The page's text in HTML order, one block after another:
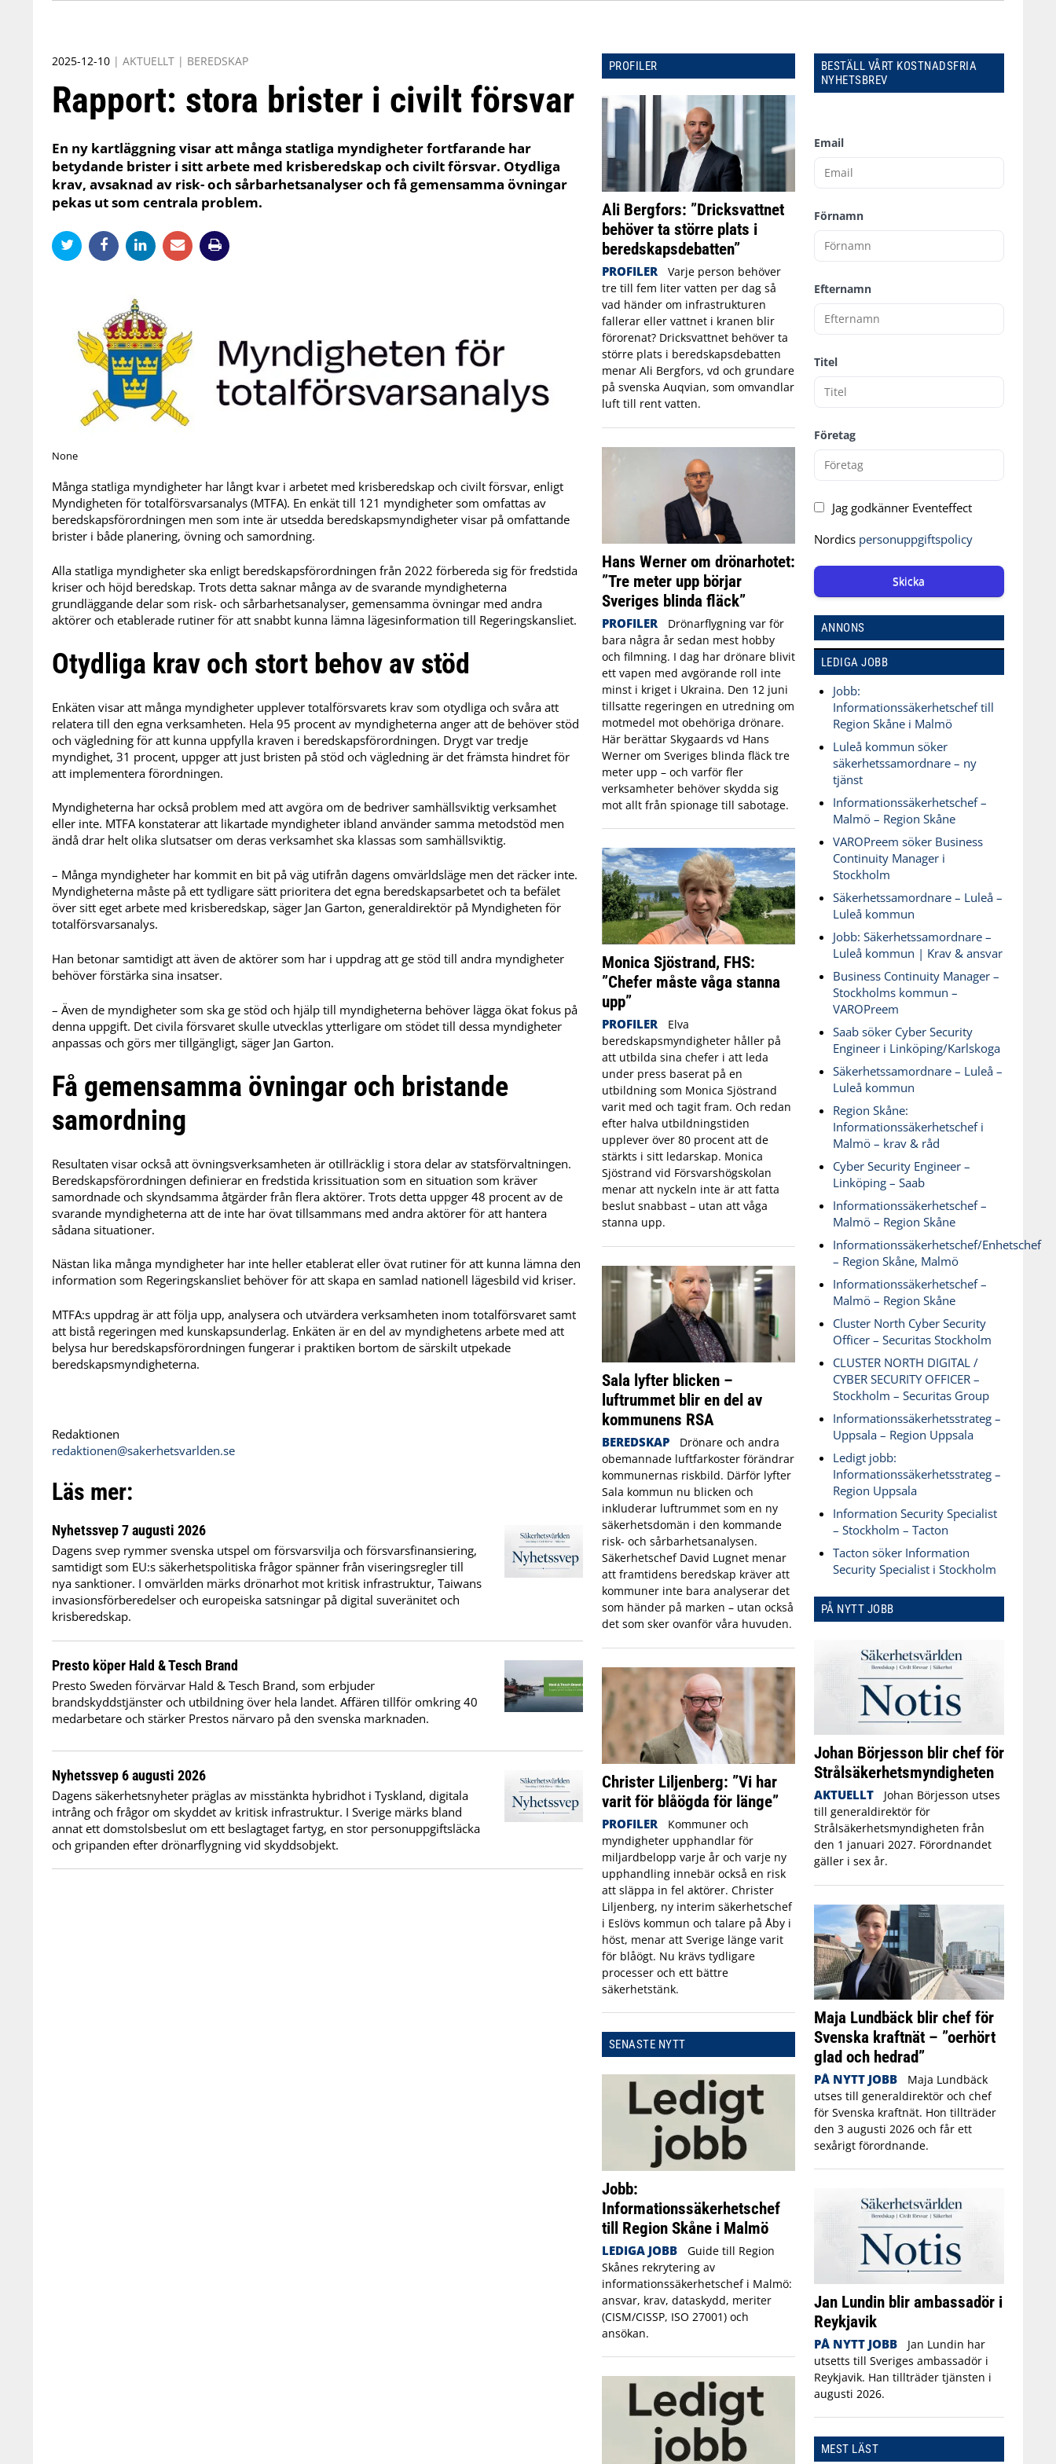
2025-12-10 | AKTUELLT | BEREDSKAP
Rapport: stora brister i civilt försvar
En ny kartläggning visar att många statliga myndigheter fortfarande har
betydande brister i sitt arbete med krisberedskap och civilt försvar. Otydliga
krav, avsaknad av risk- och sårbarhetsanalyser och få gemensamma övningar
pekas ut som centrala problem.
None
Många statliga myndigheter har långt kvar i arbetet med krisberedskap och civilt försvar, enligt
Myndigheten för totalförsvarsanalys (MTFA). En enkät till 121 myndigheter som omfattas av
beredskapsförordningen men som inte är utsedda beredskapsmyndigheter visar på omfattande
brister i både planering, övning och samordning.
Alla statliga myndigheter ska enligt beredskapsförordningen från 2022 förbereda sig för fredstida
kriser och höjd beredskap. Trots detta saknar många av de svarande myndigheterna
grundläggande delar som risk- och sårbarhetsanalyser, gemensamma övningar med andra
aktörer och etablerade rutiner för att snabbt kunna lämna lägesinformation till Regeringskansliet.
Otydliga krav och stort behov av stöd
Enkäten visar att många myndigheter upplever totalförsvarets krav som otydliga och svåra att
relatera till den egna verksamheten. Hela 95 procent av myndigheterna anger att de behöver stöd
och vägledning för att kunna uppfylla kraven i beredskapsförordningen. Drygt var tredje
myndighet, 31 procent, uppger att just bristen på stöd och vägledning är det främsta hindret för
att implementera förordningen.
Myndigheterna har också problem med att avgöra om de bedriver samhällsviktig verksamhet
eller inte. MTFA konstaterar att likartade myndigheter ibland använder samma metodstöd men
ändå drar helt olika slutsatser om deras verksamhet ska klassas som samhällsviktig.
– Många myndigheter har kommit en bit på väg utifrån dagens omvärldsläge men det räcker inte.
Myndigheterna måste på ett tydligare sätt prioritera det egna beredskapsarbetet och ta befälet
över sitt eget arbete med krisberedskap, säger Jan Garton, generaldirektör på Myndigheten för
totalförsvarsanalys.
Han betonar samtidigt att även de aktörer som har i uppdrag att ge stöd till andra myndigheter
behöver förstärka sina insatser.
– Även de myndigheter som ska ge stöd och hjälp till myndigheterna behöver lägga ökat fokus på
denna uppgift. Det civila försvaret skulle utvecklas ytterligare om stödet till dessa myndigheter
anpassas och görs mer tillgängligt, säger Jan Garton.
Få gemensamma övningar och bristande
samordning
Resultaten visar också att övningsverksamheten är otillräcklig i stora delar av statsförvaltningen.
Beredskapsförordningen definierar en fredstida krissituation som en situation som kräver
samordnade och skyndsamma åtgärder från flera aktörer. Trots detta uppger 48 procent av de
svarande myndigheterna att de inte har övat tillsammans med andra aktörer för att hantera
sådana situationer.
Nästan lika många myndigheter har inte heller etablerat eller övat rutiner för att kunna lämna den
information som Regeringskansliet behöver för att skapa en samlad nationell lägesbild vid kriser.
MTFA:s uppdrag är att följa upp, analysera och utvärdera verksamheten inom totalförsvaret samt
att bistå regeringen med kunskapsunderlag. Enkäten är en del av myndighetens arbete med att
belysa hur beredskapsförordningen fungerar i praktiken bortom de särskilt utpekade
beredskapsmyndigheterna.
Redaktionen
redaktionen@sakerhetsvarlden.se
Läs mer:
Nyhetssvep 7 augusti 2026
Dagens svep rymmer svenska utspel om försvarsvilja och försvarsfinansiering,
samtidigt som EU:s säkerhetspolitiska frågor spänner från viseringsregler till
nya sanktioner. I omvärlden märks drönarhot mot kritisk infrastruktur, Taiwans
invasionsförberedelser och europeiska satsningar på digital suveränitet och
krisberedskap.
Presto köper Hald & Tesch Brand
Presto Sweden förvärvar Hald & Tesch Brand, som erbjuder
brandskyddstjänster och utbildning över hela landet. Affären tillför omkring 40
medarbetare och stärker Prestos närvaro på den svenska marknaden.
Nyhetssvep 6 augusti 2026
Dagens säkerhetsnyheter präglas av misstänkta hybridhot i Tyskland, digitala
intrång och frågor om skyddet av kritisk infrastruktur. I Sverige märks bland
annat ett domstolsbeslut om ett beslagtaget fartyg, en stor personuppgiftsläcka
och gripanden efter drönarflygning vid skyddsobjekt.
PROFILER
Ali Bergfors: ”Dricksvattnet
behöver ta större plats i
beredskapsdebatten”
PROFILER
Varje person behöver
tre till fem liter vatten per dag så
vad händer om infrastrukturen
fallerar eller vattnet i kranen blir
förorenat? Dricksvattnet behöver ta
större plats i beredskapsdebatten
menar Ali Bergfors, vd och grundare
på svenska Auqvian, som omvandlar
luft till rent vatten.
Hans Werner om drönarhotet:
”Tre meter upp börjar
Sveriges blinda fläck”
PROFILER
Drönarflygning var för
bara några år sedan mest hobby
och filmning. I dag har drönare blivit
ett vapen med avgörande roll inte
minst i kriget i Ukraina. Den 12 juni
tillsatte regeringen en utredning om
motmedel mot obehöriga drönare.
Här berättar Skygaards vd Hans
Werner om Sveriges blinda fläck tre
meter upp – och varför fler
verksamheter behöver skydda sig
mot allt från spionage till sabotage.
Monica Sjöstrand, FHS:
”Chefer måste våga stanna
upp”
PROFILER
Elva
beredskapsmyndigheter håller på
att utbilda sina chefer i att leda
under press baserat på en
utbildning som Monica Sjöstrand
varit med och tagit fram. Och redan
efter halva utbildningstiden
upplever över 80 procent att de
stärkts i sitt ledarskap. Monica
Sjöstrand vid Försvarshögskolan
menar att nyckeln inte är att fatta
beslut snabbast – utan att våga
stanna upp.
Sala lyfter blicken –
luftrummet blir en del av
kommunens RSA
BEREDSKAP
Drönare och andra
obemannade luftfarkoster förändrar
kommunernas riskbild. Därför lyfter
Sala kommun nu blicken och
inkluderar luftrummet som en ny
säkerhetsdomän i den kommande
risk- och sårbarhetsanalysen.
Säkerhetschef David Lugnet menar
att framtidens beredskap kräver att
kommuner inte bara analyserar det
som händer på marken – utan också
det som sker ovanför våra huvuden.
Christer Liljenberg: ”Vi har
varit för blåögda för länge”
PROFILER
Kommuner och
myndigheter upphandlar för
miljardbelopp varje år och varje ny
upphandling innebär också en risk
att släppa in fel aktörer. Christer
Liljenberg, ny interim säkerhetschef
i Eslövs kommun och talare på Åby i
höst, menar att Sverige länge varit
för blåögt. Nu krävs tydligare
processer och ett bättre
säkerhetstänk.
SENASTE NYTT
Jobb:
Informationssäkerhetschef
till Region Skåne i Malmö
LEDIGA JOBB
Guide till Region
Skånes rekrytering av
informationssäkerhetschef i Malmö:
ansvar, krav, dataskydd, meriter
(CISM/CISSP, ISO 27001) och
ansökan.
BESTÄLL VÅRT KOSTNADSFRIA
NYHETSBREV
Email
Förnamn
Efternamn
Titel
Företag
Jag godkänner Eventeffect
Nordics personuppgiftspolicy
Skicka
ANNONS
LEDIGA JOBB
Jobb:
Informationssäkerhetschef till
Region Skåne i Malmö
Luleå kommun söker
säkerhetssamordnare – ny
tjänst
Informationssäkerhetschef –
Malmö – Region Skåne
VAROPreem söker Business
Continuity Manager i
Stockholm
Säkerhetssamordnare – Luleå –
Luleå kommun
Jobb: Säkerhetssamordnare –
Luleå kommun | Krav & ansvar
Business Continuity Manager –
Stockholms kommun –
VAROPreem
Saab söker Cyber Security
Engineer i Linköping/Karlskoga
Säkerhetssamordnare – Luleå –
Luleå kommun
Region Skåne:
Informationssäkerhetschef i
Malmö – krav & råd
Cyber Security Engineer –
Linköping – Saab
Informationssäkerhetschef –
Malmö – Region Skåne
Informationssäkerhetschef/Enhetschef
– Region Skåne, Malmö
Informationssäkerhetschef –
Malmö – Region Skåne
Cluster North Cyber Security
Officer – Securitas Stockholm
CLUSTER NORTH DIGITAL /
CYBER SECURITY OFFICER –
Stockholm – Securitas Group
Informationssäkerhetsstrateg –
Uppsala – Region Uppsala
Ledigt jobb:
Informationssäkerhetsstrateg –
Region Uppsala
Information Security Specialist
– Stockholm – Tacton
Tacton söker Information
Security Specialist i Stockholm
PÅ NYTT JOBB
Johan Börjesson blir chef för
Strålsäkerhetsmyndigheten
AKTUELLT
Johan Börjesson utses
till generaldirektör för
Strålsäkerhetsmyndigheten från
den 1 januari 2027. Förordnandet
gäller i sex år.
Maja Lundbäck blir chef för
Svenska kraftnät – ”oerhört
glad och hedrad”
PÅ NYTT JOBB
Maja Lundbäck
utses till generaldirektör och chef
för Svenska kraftnät. Hon tillträder
den 3 augusti 2026 och får ett
sexårigt förordnande.
Jan Lundin blir ambassadör i
Reykjavik
PÅ NYTT JOBB
Jan Lundin har
utsetts till Sveriges ambassadör i
Reykjavik. Han tillträder tjänsten i
augusti 2026.
MEST LÄST